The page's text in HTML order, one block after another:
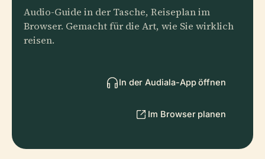
Audio-Guide in der Tasche, Reiseplan im
Browser. Gemacht für die Art, wie Sie wirklich
reisen.
In der Audiala-App öffnen
Im Browser planen